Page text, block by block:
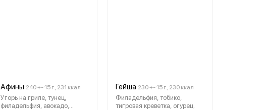
Афины 240 +- 15 г., 231 ккал
Угорь на гриле, тунец,
филадельфия, авокадо,
Гейша 230 +- 15 г., 230 ккал
Филадельфия, тобико,
тигровая креветка, огурец.